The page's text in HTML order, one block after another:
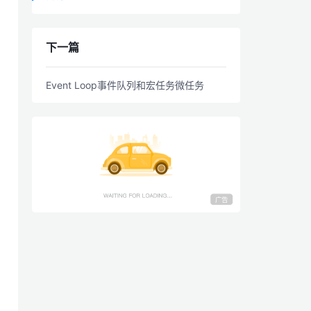
下一篇
Event Loop事件队列和宏任务微任务
广告